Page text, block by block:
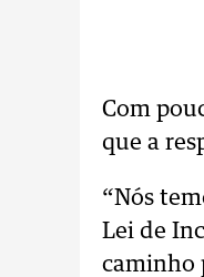
Com
que a
“Nós
Lei de
caminho